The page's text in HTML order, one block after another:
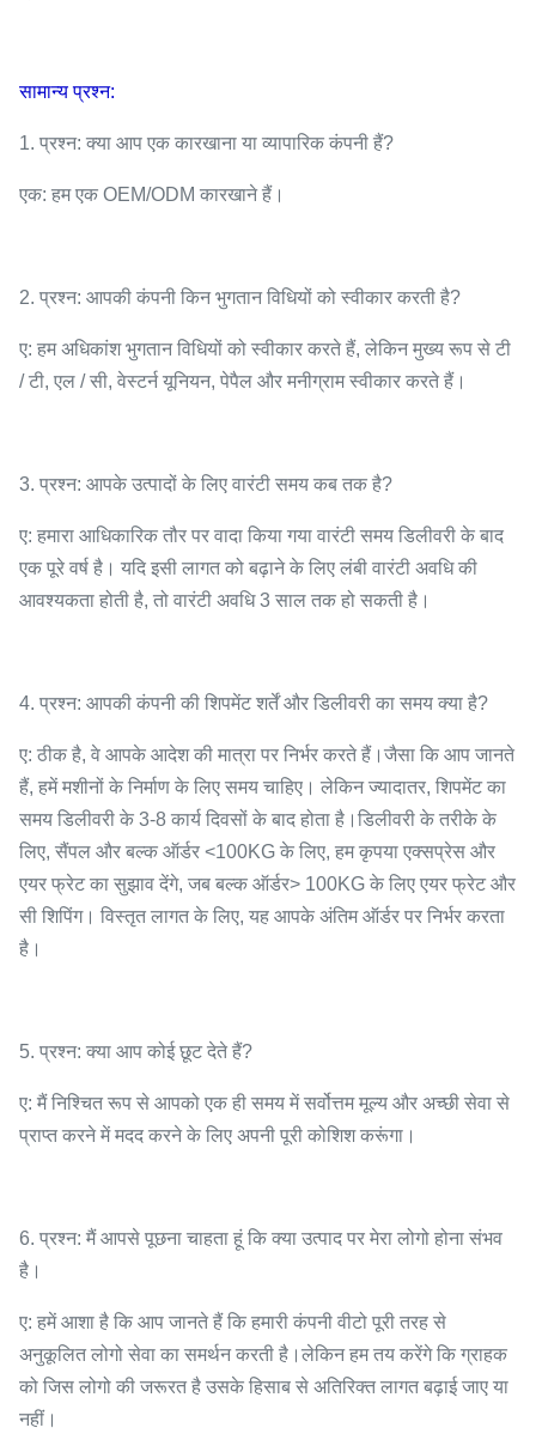
सामान्य प्रश्न:
1. प्रश्न: क्या आप एक कारखाना या व्यापारिक कंपनी हैं?
एक: हम एक OEM/ODM कारखाने हैं।
2. प्रश्न: आपकी कंपनी किन भुगतान विधियों को स्वीकार करती है?
ए: हम अधिकांश भुगतान विधियों को स्वीकार करते हैं, लेकिन मुख्य रूप से टी
/ टी, एल / सी, वेस्टर्न यूनियन, पेपैल और मनीग्राम स्वीकार करते हैं।
3. प्रश्न: आपके उत्पादों के लिए वारंटी समय कब तक है?
ए: हमारा आधिकारिक तौर पर वादा किया गया वारंटी समय डिलीवरी के बाद
एक पूरे वर्ष है। यदि इसी लागत को बढ़ाने के लिए लंबी वारंटी अवधि की
आवश्यकता होती है, तो वारंटी अवधि 3 साल तक हो सकती है।
4. प्रश्न: आपकी कंपनी की शिपमेंट शर्तें और डिलीवरी का समय क्या है?
ए: ठीक है, वे आपके आदेश की मात्रा पर निर्भर करते हैं।जैसा कि आप जानते
हैं, हमें मशीनों के निर्माण के लिए समय चाहिए। लेकिन ज्यादातर, शिपमेंट का
समय डिलीवरी के 3-8 कार्य दिवसों के बाद होता है।डिलीवरी के तरीके के
लिए, सैंपल और बल्क ऑर्डर <100KG के लिए, हम कृपया एक्सप्रेस और
एयर फ्रेट का सुझाव देंगे, जब बल्क ऑर्डर> 100KG के लिए एयर फ्रेट और
सी शिपिंग। विस्तृत लागत के लिए, यह आपके अंतिम ऑर्डर पर निर्भर करता
है।
5. प्रश्न: क्या आप कोई छूट देते हैं?
ए: मैं निश्चित रूप से आपको एक ही समय में सर्वोत्तम मूल्य और अच्छी सेवा से
प्राप्त करने में मदद करने के लिए अपनी पूरी कोशिश करूंगा।
6. प्रश्न: मैं आपसे पूछना चाहता हूं कि क्या उत्पाद पर मेरा लोगो होना संभव
है।
ए: हमें आशा है कि आप जानते हैं कि हमारी कंपनी वीटो पूरी तरह से
अनुकूलित लोगो सेवा का समर्थन करती है।लेकिन हम तय करेंगे कि ग्राहक
को जिस लोगो की जरूरत है उसके हिसाब से अतिरिक्त लागत बढ़ाई जाए या
नहीं।